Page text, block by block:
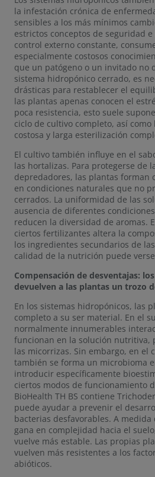
la infestación crónica de
sensibles a los más mínimos
estrictos conceptos de seguridad
control externo constante,
especialmente costosos
que un patógeno o un invitado no
sistema hidropónico cerrado, es
drásticas para restablecer el
las plantas apenas conocen el
poca resistencia, esto suele
ciclo de cultivo completo, así
costosa y larga esterilización
El cultivo también influye en el
las hortalizas. Para protegerse de
depredadores, las plantas forman
en condiciones naturales que no
cerrados. La uniformidad de las
ausencia de diferentes
reducen la diversidad de aromas.
ciertos fertilizantes altera la
los ingredientes secundarios de
calidad de la nutrición puede
Compensación de desventajas:
devuelven a las plantas un trozo
En los sistemas hidropónicos, las
completo a su ser material. En el
normalmente innumerables
funcionan en la solución nutritiva,
las micorrizas. Sin embargo, en el
también se forma un microbioma
introducir específicamente
ciertos modos de funcionamiento
BioHealth TH BS contiene
puede ayudar a prevenir el
bacterias desfavorables. A
gana en complejidad hacia el
vuelve más estable. Las propias
vuelven más resistentes a los
abióticos.